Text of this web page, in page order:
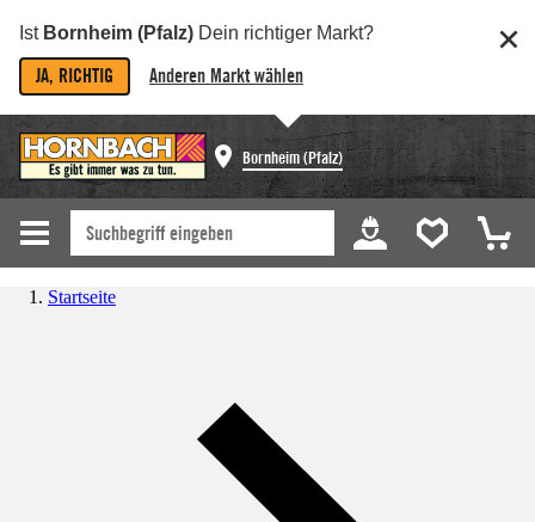
Ist Bornheim (Pfalz) Dein richtiger Markt?
JA, RICHTIG Anderen Markt wählen
Bornheim (Pfalz)
Startseite